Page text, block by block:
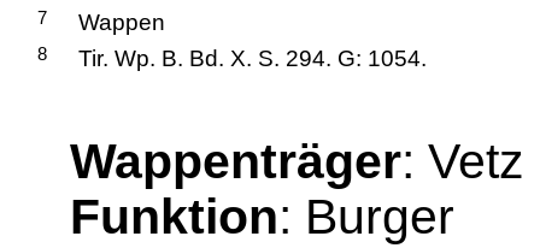
7 Wappen
8 Tir. Wp. B. Bd. X. S. 294. G: 1054.
Wappenträger:
Funktion: Burger